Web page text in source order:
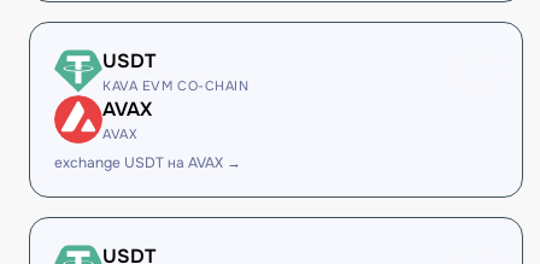
USDT
KAVA EVM CO-CHAIN
AVAX
AVAX
exchange USDT на AVAX →
USDT